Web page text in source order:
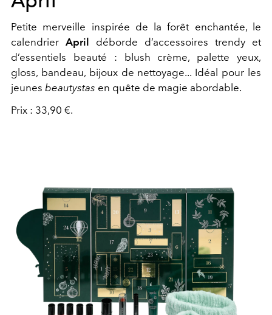
Petite merveille inspirée de la forêt enchantée, le
calendrier April déborde d’accessoires trendy et
d’essentiels beauté : blush crème, palette yeux,
gloss, bandeau, bijoux de nettoyage... Idéal pour les
jeunes beautystas en quête de magie abordable.
Prix : 33,90 €.